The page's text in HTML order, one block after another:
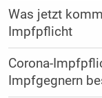
Was jetzt
Impfpflicht
Corona-
Impfgegnern